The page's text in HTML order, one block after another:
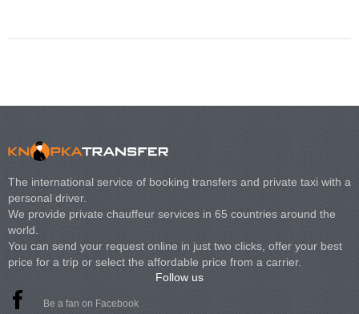
The international service of booking transfers and private taxi with a
personal driver.
We provide private chauffeur services in 65 countries around the
world.
You can send your request online in just two clicks, offer your best
price for a trip or select the affordable price from a carrier.
Follow us
Be a fan on Facebook